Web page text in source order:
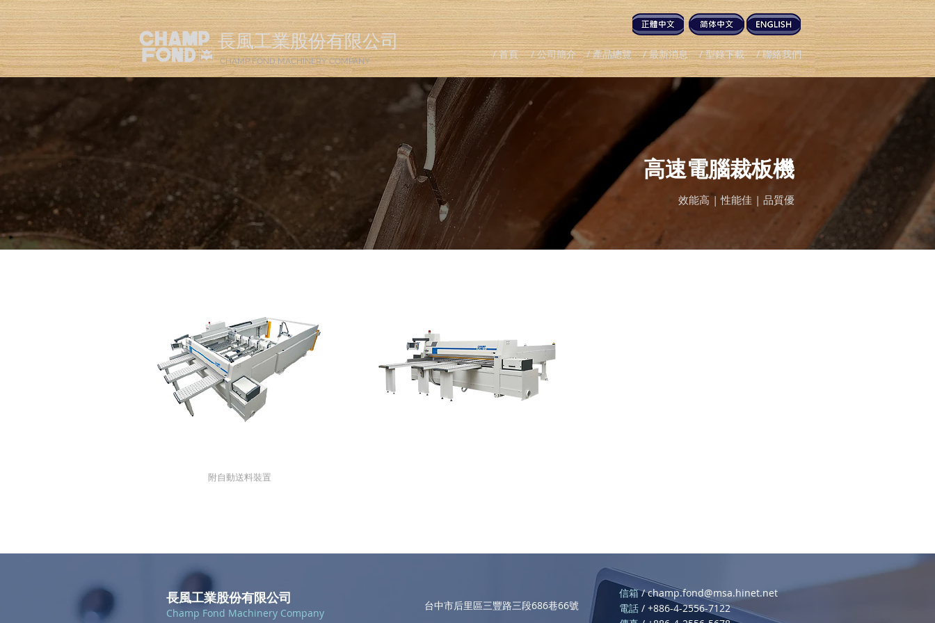
長風工業股份有限公司
CHAMP FOND MACHINERY COMPANY
/ 首頁 / 公司簡介 / 產品總覽 / 最新消息 / 聯絡我們
/ 型錄下載
高速電腦裁板機
效能高 | 性能佳 | 品質優
​附自動送料裝置
長風工業股份有限公司
Champ Fond Machinery Company
台中市后里區三豐路三段686巷66號
信箱/champ.fond@msa.hinet.net
電話 / +886-4-2556-7122